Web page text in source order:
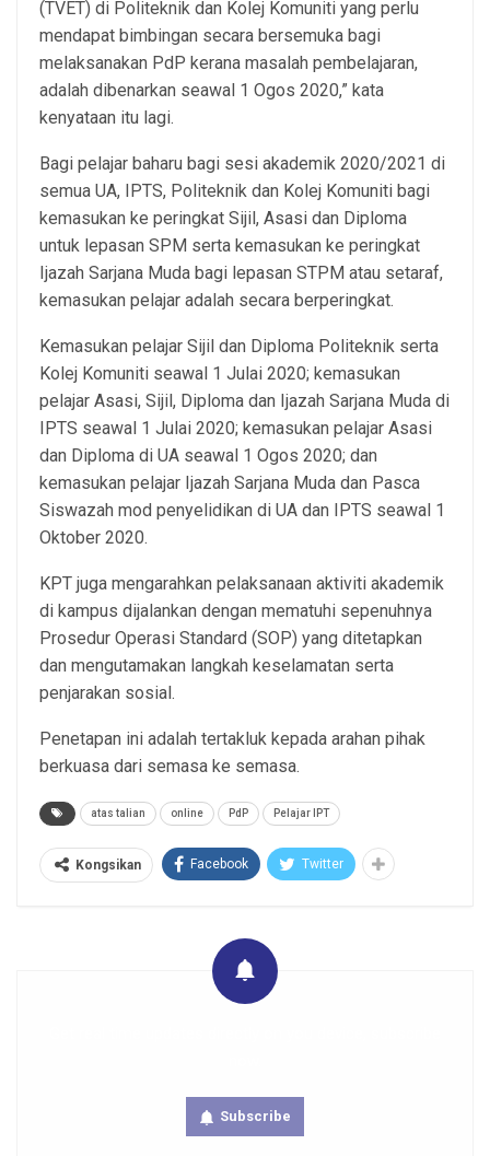
(TVET) di Politeknik dan Kolej Komuniti yang perlu
mendapat bimbingan secara bersemuka bagi
melaksanakan PdP kerana masalah pembelajaran,
adalah dibenarkan seawal 1 Ogos 2020,” kata
kenyataan itu lagi.
Bagi pelajar baharu bagi sesi akademik 2020/2021 di
semua UA, IPTS, Politeknik dan Kolej Komuniti bagi
kemasukan ke peringkat Sijil, Asasi dan Diploma
untuk lepasan SPM serta kemasukan ke peringkat
Ijazah Sarjana Muda bagi lepasan STPM atau setaraf,
kemasukan pelajar adalah secara berperingkat.
Kemasukan pelajar Sijil dan Diploma Politeknik serta
Kolej Komuniti seawal 1 Julai 2020; kemasukan
pelajar Asasi, Sijil, Diploma dan Ijazah Sarjana Muda di
IPTS seawal 1 Julai 2020; kemasukan pelajar Asasi
dan Diploma di UA seawal 1 Ogos 2020; dan
kemasukan pelajar Ijazah Sarjana Muda dan Pasca
Siswazah mod penyelidikan di UA dan IPTS seawal 1
Oktober 2020.
KPT juga mengarahkan pelaksanaan aktiviti akademik
di kampus dijalankan dengan mematuhi sepenuhnya
Prosedur Operasi Standard (SOP) yang ditetapkan
dan mengutamakan langkah keselamatan serta
penjarakan sosial.
Penetapan ini adalah tertakluk kepada arahan pihak
berkuasa dari semasa ke semasa.
atas talian online PdP Pelajar IPT
Kongsikan Facebook Twitter
Subscribe